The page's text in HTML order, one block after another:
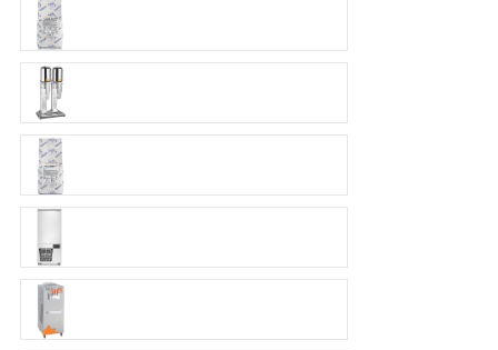
Chủ TK:
CÔNG TY TNHH TADAVINA
Chi nhánh:
VBbank Hà Nội
Số TK:
1986 883 888